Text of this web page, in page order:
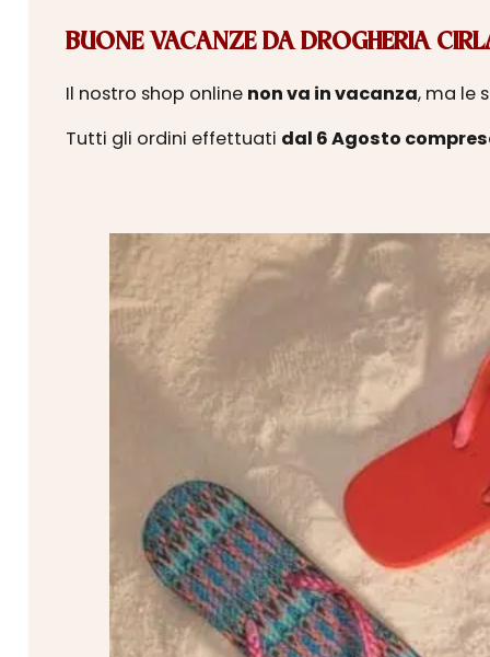
BUONE VACANZE DA DROGHERIA
Il nostro shop online non va in vacanza, ma le
Tutti gli ordini effettuati dal 6 Agosto